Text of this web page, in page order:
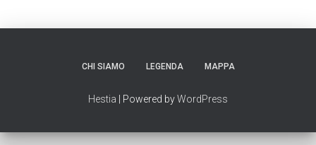
CHI SIAMO LEGENDA MAPPA
Hestia | Powered byWordPress